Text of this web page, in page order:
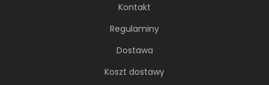
Kontakt
Regulaminy
Dostawa
Koszt dostawy